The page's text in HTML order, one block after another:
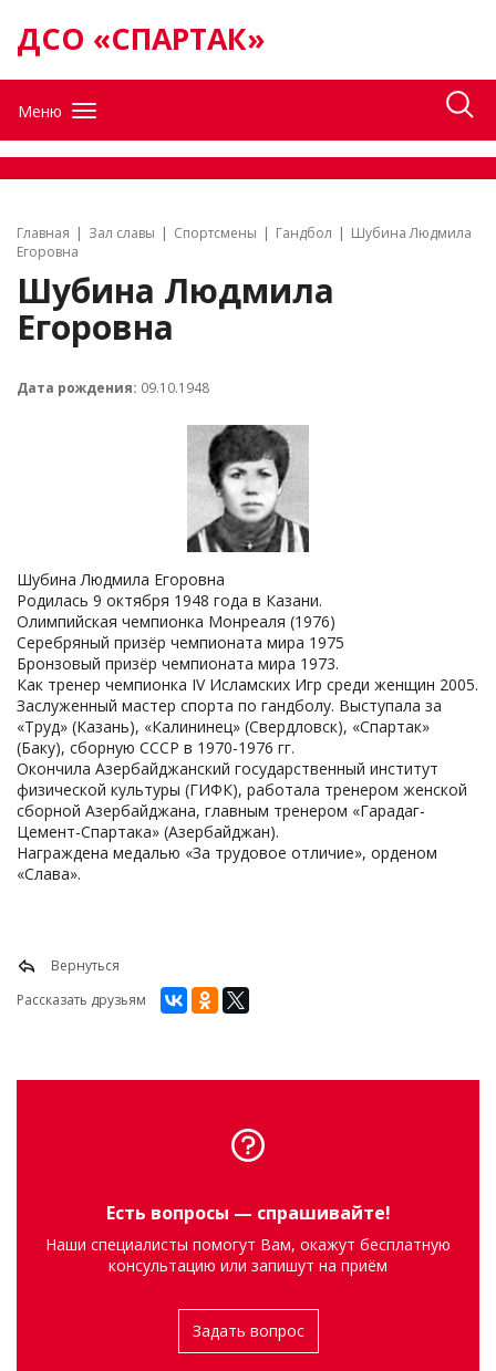
ДСО «СПАРТАК»
Меню
Главная Зал славы Спортсмены Гандбол
Шубина Людмила
Егоровна
Шубина Людмила
Егоровна
Дата рождения: 09.10.1948
Шубина Людмила Егоровна
Родилась 9 октября 1948 года в Казани.
Олимпийская чемпионка Монреаля (1976)
Серебряный призёр чемпионата мира 1975
Бронзовый призёр чемпионата мира 1973.
Как тренер чемпионка IV Исламских Игр среди женщин 2005.
Заслуженный мастер спорта по гандболу. Выступала за
«Труд» (Казань), «Калининец» (Свердловск), «Спартак»
(Баку), сборную СССР в 1970-1976 гг.
Окончила Азербайджанский государственный институт
физической культуры (ГИФК), работала тренером женской
сборной Азербайджана, главным тренером «Гарадаг-
Цемент-Спартака» (Азербайджан).
Награждена медалью «За трудовое отличие», орденом
«Слава».
Вернуться
Рассказать друзьям
Есть вопросы — спрашивайте!
Наши специалисты помогут Вам, окажут бесплатную
консультацию или запишут на приём
Задать вопрос